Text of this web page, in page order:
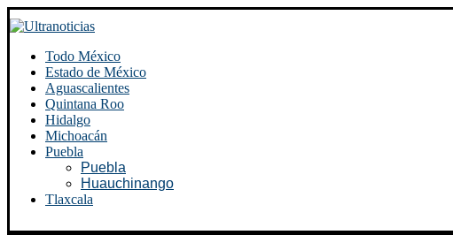
Todo México
Estado de México
Aguascalientes
Quintana Roo
Hidalgo
Michoacán
Puebla
Puebla
Huauchinango
Tlaxcala